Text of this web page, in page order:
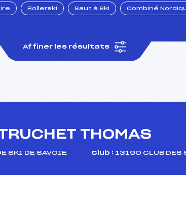
Rollerski Saut à Ski Combiné
Affiner les résultats
THOMAS
SKI DE SAVOIE Club : 13190 CLUB DES